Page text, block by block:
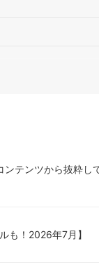
ンテンツから抜粋し
も！2026年7月】